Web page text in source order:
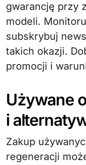
gwarancję przy
modeli.
subskrybuj
takich okazji.
promocji i
Używane
i
Zakup
regeneracji